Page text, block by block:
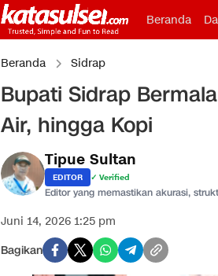
Beranda
Beranda Sidrap
Bupati Sidrap
Air, hingga Kopi
Tipue Sultan
EDITOR ✓ Verified
Editor yang memastikan akurasi,
Juni 14, 2026 1:25 pm
Bagikan